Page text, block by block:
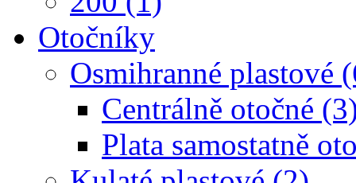
Otočníky
Osmihranné plastové
Centrálně otočné
Plata samostatně